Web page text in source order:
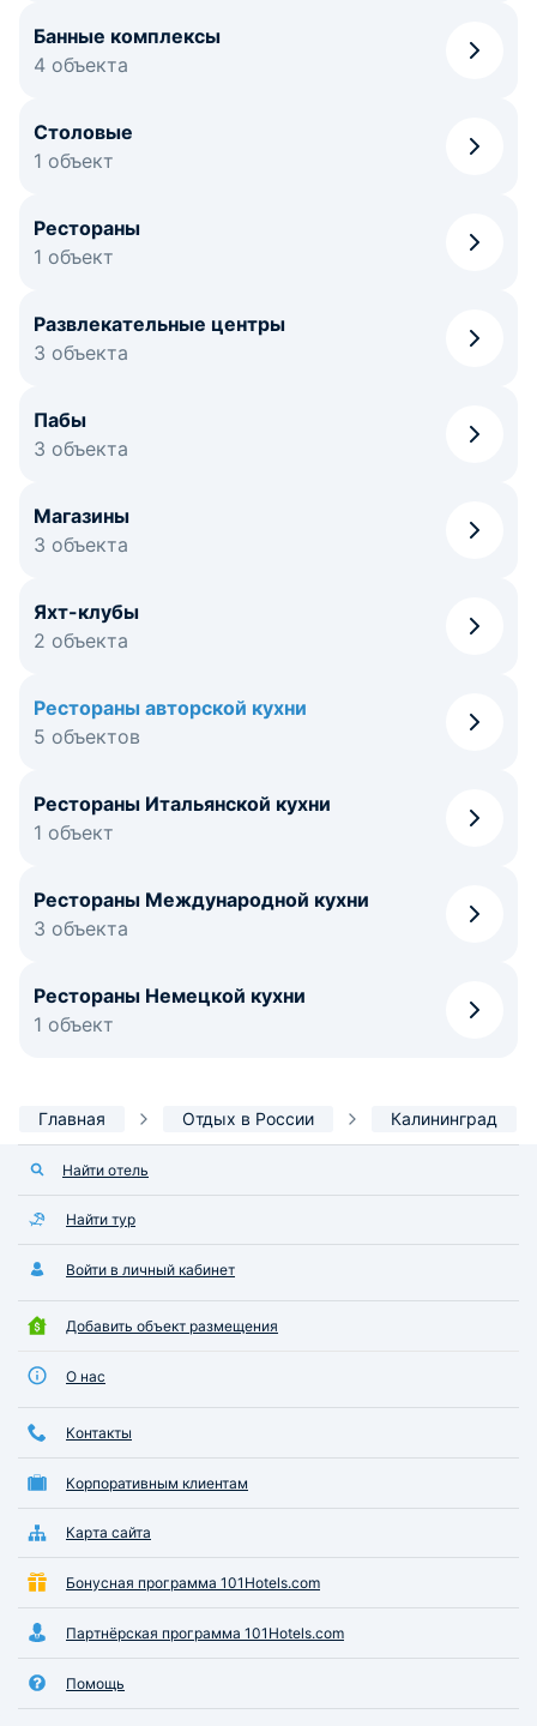
Банные комплексы
4 объекта
Столовые
1 объект
Рестораны
1 объект
Развлекательные центры
3 объекта
Пабы
3 объекта
Магазины
3 объекта
Яхт-клубы
2 объекта
Рестораны авторской кухни
5 объектов
Рестораны Итальянской кухни
1 объект
Рестораны Международной кухни
3 объекта
Рестораны Немецкой кухни
1 объект
Главная Отдых в России Калининград
Найти отель
Найти тур
Войти в личный кабинет
Добавить объект размещения
О нас
Контакты
Корпоративным клиентам
Карта сайта
Бонусная программа 101Hotels.com
Партнёрская программа 101Hotels.com
Помощь